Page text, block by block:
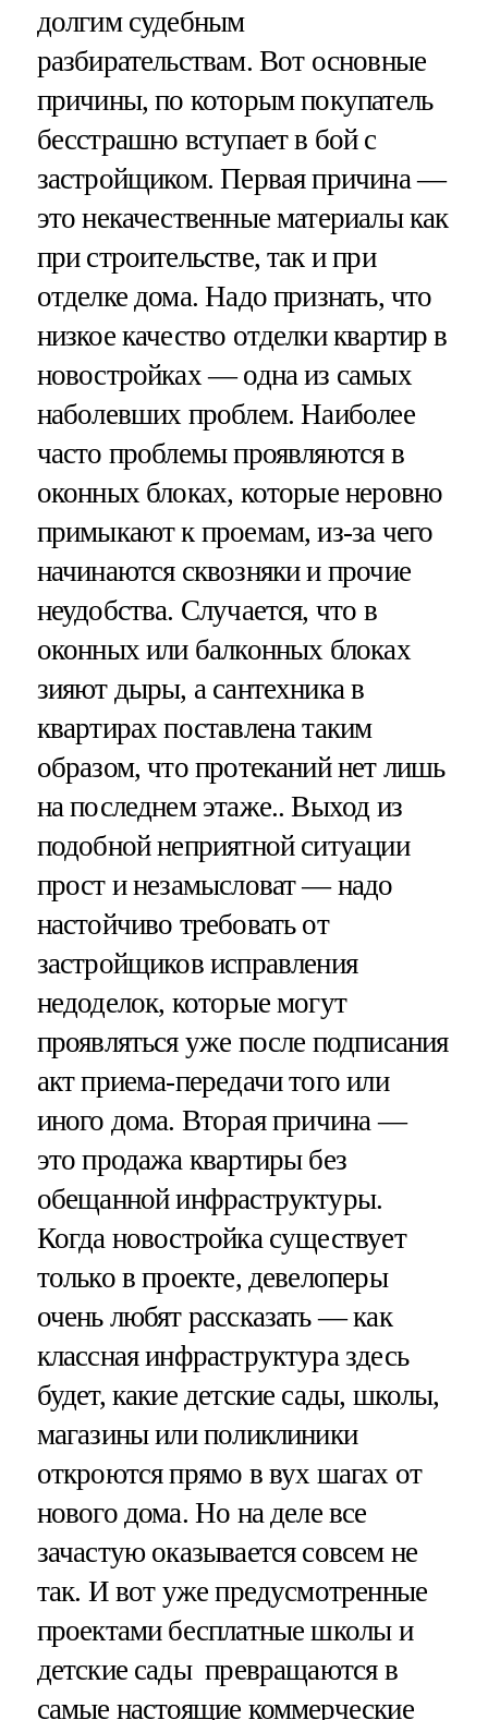
долгим судебным
разбирательствам. Вот основные
причины, по которым покупатель
бесстрашно вступает в бой с
застройщиком. Первая причина —
это некачественные материалы как
при строительстве, так и при
отделке дома. Надо признать, что
низкое качество отделки квартир в
новостройках — одна из самых
наболевших проблем. Наиболее
часто проблемы проявляются в
оконных блоках, которые неровно
примыкают к проемам, из-за чего
начинаются сквозняки и прочие
неудобства. Случается, что в
оконных или балконных блоках
зияют дыры, а сантехника в
квартирах поставлена таким
образом, что протеканий нет лишь
на последнем этаже.. Выход из
подобной неприятной ситуации
прост и незамысловат — надо
настойчиво требовать от
застройщиков исправления
недоделок, которые могут
проявляться уже после подписания
акт приема-передачи того или
иного дома. Вторая причина —
это продажа квартиры без
обещанной инфраструктуры.
Когда новостройка существует
только в проекте, девелоперы
очень любят рассказать — как
классная инфраструктура здесь
будет, какие детские сады, школы,
магазины или поликлиники
откроются прямо в вух шагах от
нового дома. Но на деле все
зачастую оказывается совсем не
так. И вот уже предусмотренные
проектами бесплатные школы и
детские сады превращаются в
самые настоящие коммерческие